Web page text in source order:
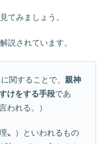
てみましょう。
説されています。
に関することで、 親神
けをする手段であ
われる。）
〟）といわれるもの